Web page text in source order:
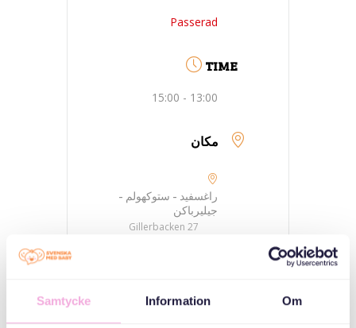
Samtycke Information Om
Passerad
TIME
13:00 - 15:00
مكان
راغسفيد - ستوكهولم -
جيليرباكن
Gillerbacken 27